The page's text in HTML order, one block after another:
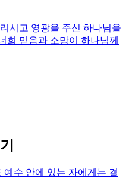
시고 영광을 주신 하나님을
희 믿음과 소망이 하나님께
예수 안에 있는 자에게는 결